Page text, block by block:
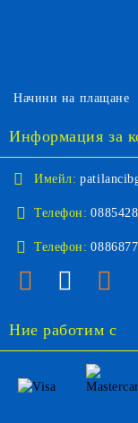
Начини на плащане
Информация за
Имейл:
Телефон:
Телефон:
Ние работим с